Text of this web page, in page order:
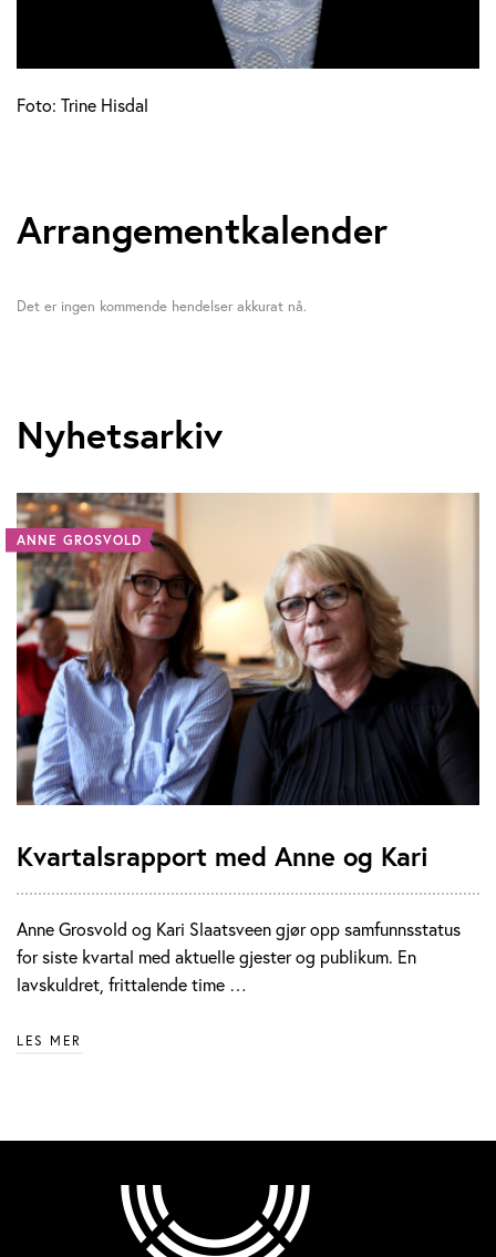
Foto: Trine Hisdal
Arrangementkalender
Det er ingen kommende hendelser akkurat nå.
Nyhetsarkiv
ANNE GROSVOLD
Kvartalsrapport med Anne og Kari
Anne Grosvold og Kari Slaatsveen gjør opp samfunnsstatus
for siste kvartal med aktuelle gjester og publikum. En
lavskuldret, frittalende time …
LES MER